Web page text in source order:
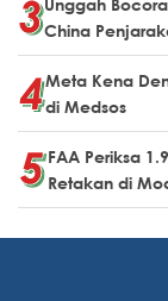
China
Meta Kena
di Medsos
FAA Periksa
Retakan di